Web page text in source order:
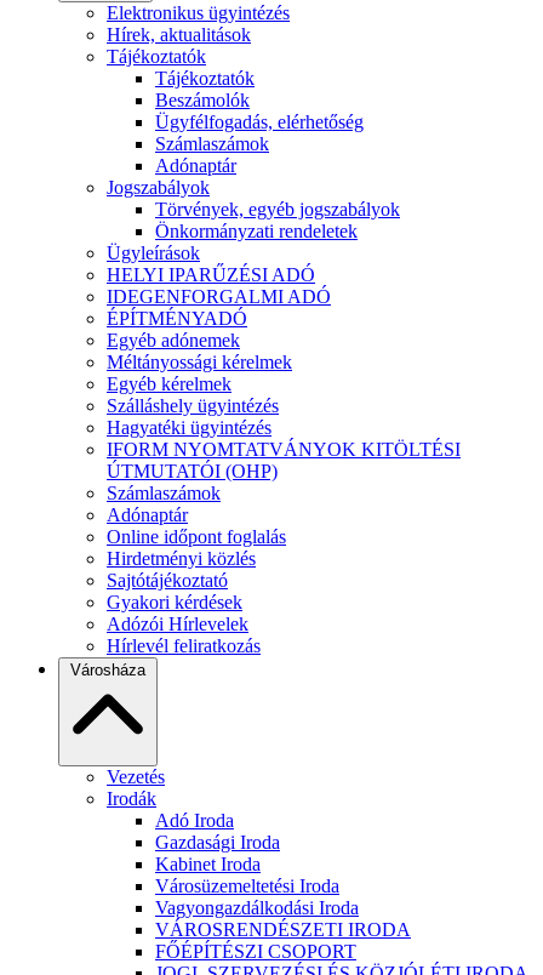
Elektronikus ügyintézés
Hírek, aktualitások
Tájékoztatók
Tájékoztatók
Beszámolók
Ügyfélfogadás, elérhetőség
Számlaszámok
Adónaptár
Jogszabályok
Törvények, egyéb jogszabályok
Önkormányzati rendeletek
Ügyleírások
HELYI IPARŰZÉSI ADÓ
IDEGENFORGALMI ADÓ
ÉPÍTMÉNYADÓ
Egyéb adónemek
Méltányossági kérelmek
Egyéb kérelmek
Szálláshely ügyintézés
Hagyatéki ügyintézés
IFORM NYOMTATVÁNYOK KITÖLTÉSI
ÚTMUTATÓI (OHP)
Számlaszámok
Adónaptár
Online időpont foglalás
Hirdetményi közlés
Sajtótájékoztató
Gyakori kérdések
Adózói Hírlevelek
Hírlevél feliratkozás
Városháza
Vezetés
Irodák
Adó Iroda
Gazdasági Iroda
Kabinet Iroda
Városüzemeltetési Iroda
Vagyongazdálkodási Iroda
VÁROSRENDÉSZETI IRODA
FŐÉPÍTÉSZI CSOPORT